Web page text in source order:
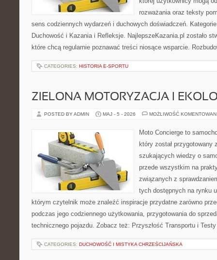
rozważania oraz teksty
sens codziennych wydarzeń i duchowych doświadczeń.
Duchowość i Kazania i Refleksje. NajlepszeKazania.pl zostało
które chcą regularnie poznawać treści niosące wsparcie.
CATEGORIES: HISTORIA E-SPORTU
ZIELONA MOTORYZACJA I
POSTED BY ADMIN MAJ - 5 - 2026 MOŻLIWOŚĆ
Moto Concierge to
który został przygotowany
szukających wiedzy o
przede wszystkim na
związanych z
tych dostępnych na rynku
którym czytelnik może znaleźć inspiracje przydatne zarówno
podczas jego codziennego użytkowania, przygotowania do
technicznego pojazdu. Zobacz też: Przyszłość Transportu i
CATEGORIES: DUCHOWOŚĆ I MISTYKA CHRZEŚCIJAŃSKA